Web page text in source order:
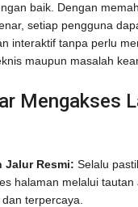
baik. Dengan
setiap pengguna
interaktif tanpa perlu
maupun masalah
Mengakses
Jalur Resmi: Selalu
halaman melalui
terpercaya.